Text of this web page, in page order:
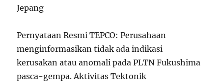
Jepang
Pernyataan Resmi TEPCO: Perusahaan
menginformasikan tidak ada indikasi
kerusakan atau anomali pada PLTN Fukushima
pasca-gempa. Aktivitas Tektonik